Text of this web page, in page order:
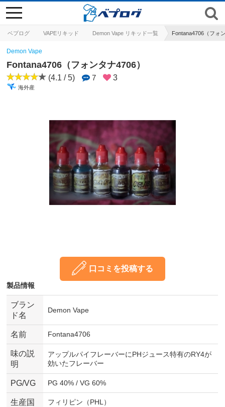
ベプログ VAPEリキッド Demon Vape リキッド一覧 Fontana4706（フォ
toggle
navigation
Demon Vape
Fontana4706（フォンタナ4706）
(4.1 / 5) 7 3
海外産
口コミを投稿する
製品情報
ブラン
ド名
Demon Vape
名前 Fontana4706
味の説
明
アップルパイフレーバーにPHジュース特有のRY4が
効いたフレーバー
PG/VG PG 40% / VG 60%
生産国 フィリピン（PHL）